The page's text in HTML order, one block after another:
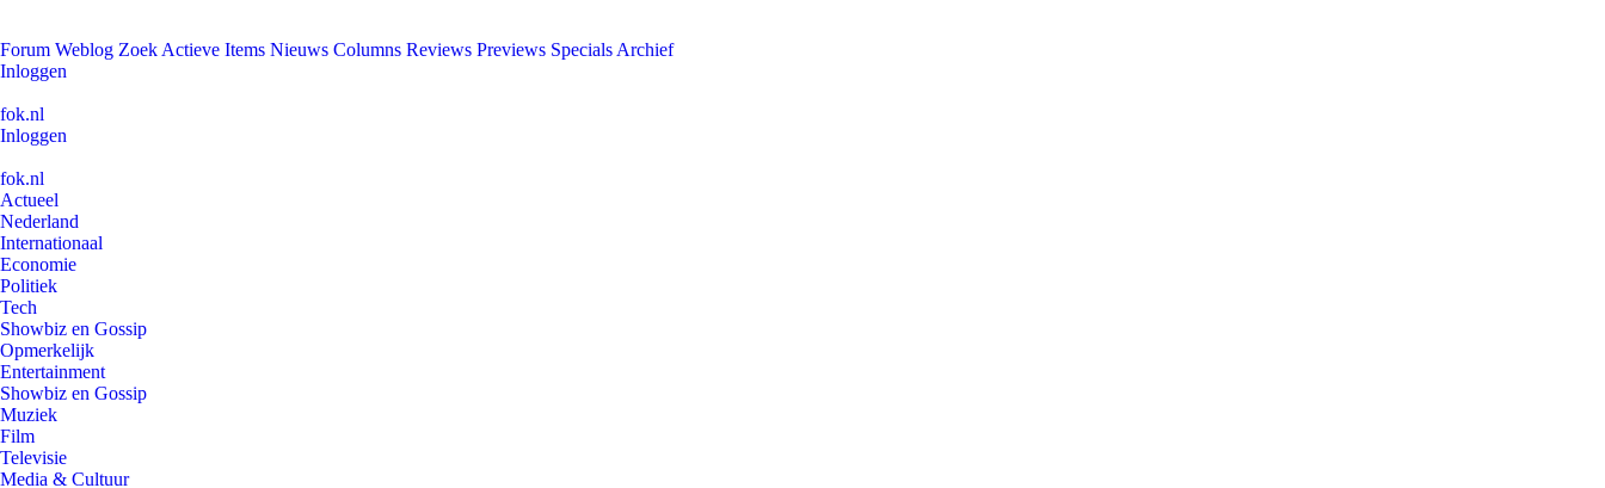
Forum Weblog Zoek Actieve Items Nieuws Columns Reviews Previews Specials Archief
Inloggen
fok.nl
Inloggen
fok.nl
Actueel
Nederland
Internationaal
Economie
Politiek
Tech
Showbiz en Gossip
Opmerkelijk
Entertainment
Showbiz en Gossip
Muziek
Film
Televisie
Media & Cultuur